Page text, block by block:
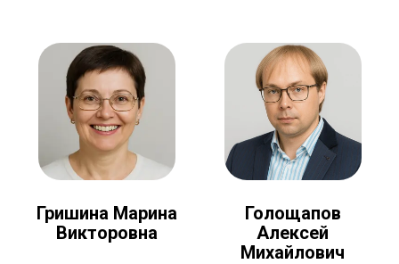
Гришина Марина
Викторовна
Голощапов
Алексей
Михайлович